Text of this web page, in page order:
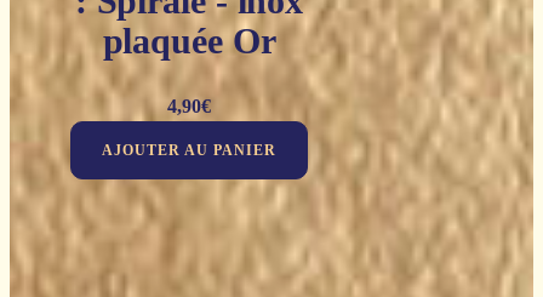
plaquée Or
4,90€
AJOUTER AU PANIER